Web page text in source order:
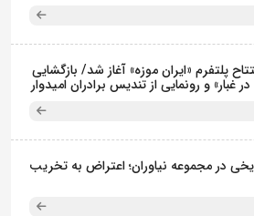
پلتفرم «ایران موزه» آغاز شد/ بازگشایی
غبار» و رونمایی از تندیس برادران امیدوار
در مجموعه نیاوران؛ اعتراض به تخریب